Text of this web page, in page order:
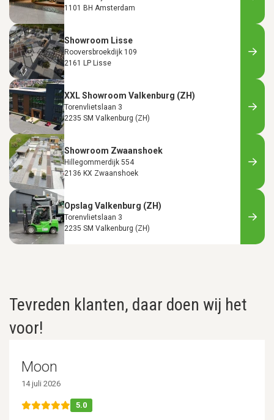
1101 BH Amsterdam
Showroom Lisse
Rooversbroekdijk 109
2161 LP Lisse
XXL Showroom Valkenburg (ZH)
Torenvlietslaan 3
2235 SM Valkenburg (ZH)
Showroom Zwaanshoek
Hillegommerdijk 554
2136 KX Zwaanshoek
Opslag Valkenburg (ZH)
Torenvlietslaan 3
2235 SM Valkenburg (ZH)
Tevreden klanten, daar doen wij het
voor!
Moon
14 juli 2026
5.0